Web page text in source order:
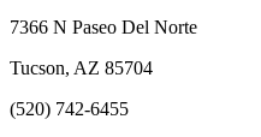
7366 N Paseo Del Norte
Tucson, AZ 85704
(520) 742-6455